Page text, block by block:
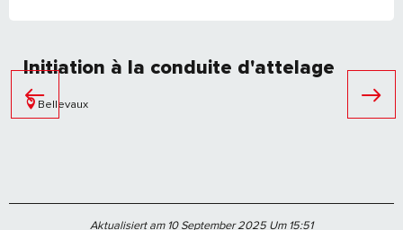
Initiation à la conduite d'attelage
Bellevaux
Aktualisiert am 10 September 2025 Um 15:51